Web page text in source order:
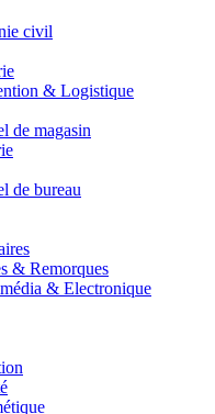
civil
& Logistique
de magasin
de bureau
& Remorques
& Electronique